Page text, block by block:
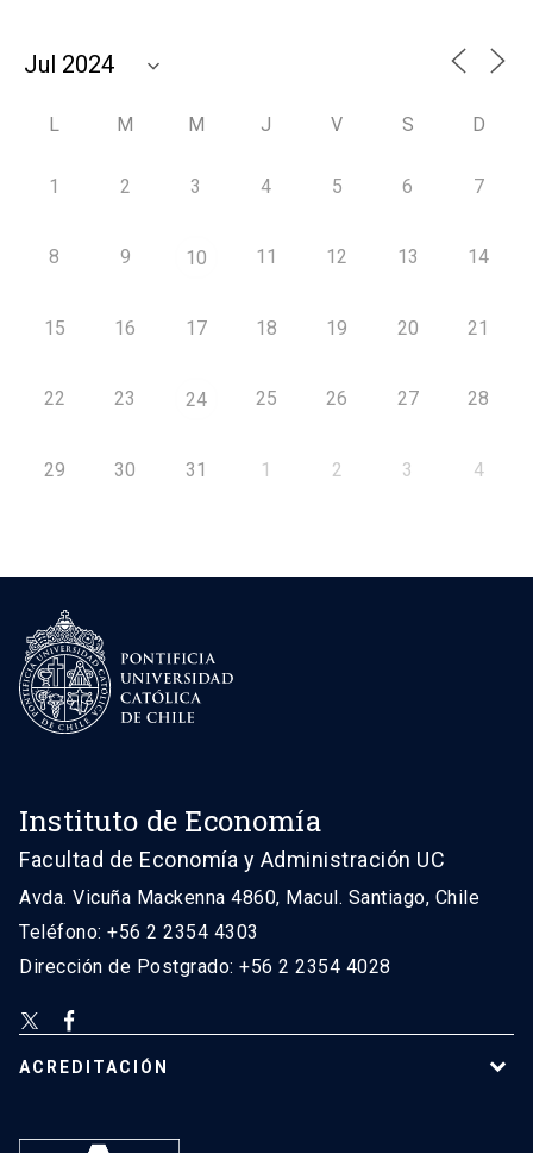
L M M J V S D
1 2 3 4 5 6 7
8 9 10 11 12 13 14
15 16 17 18 19 20 21
22 23 24 25 26 27 28
29 30 31 1 2 3 4
Instituto de Economía
Facultad de Economía y Administración UC
Avda. Vicuña Mackenna 4860, Macul. Santiago, Chile
Teléfono: +56 2 2354 4303
Dirección de Postgrado: +56 2 2354 4028
ACREDITACIÓN